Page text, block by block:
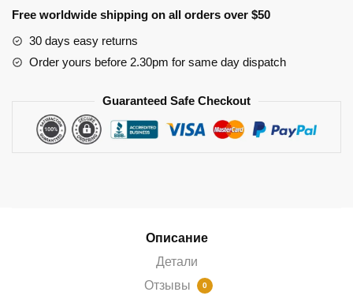
22кг.
Free worldwide shipping on all orders over $50
30 days easy returns
Order yours before 2.30pm for same day dispatch
Guaranteed Safe Checkout
Описание
Детали
Отзывы
0